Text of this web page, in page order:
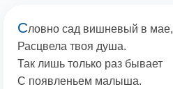
Словно сад вишневый в мае,
Расцвела твоя душа.
Так лишь только раз бывает
С появленьем малыша.